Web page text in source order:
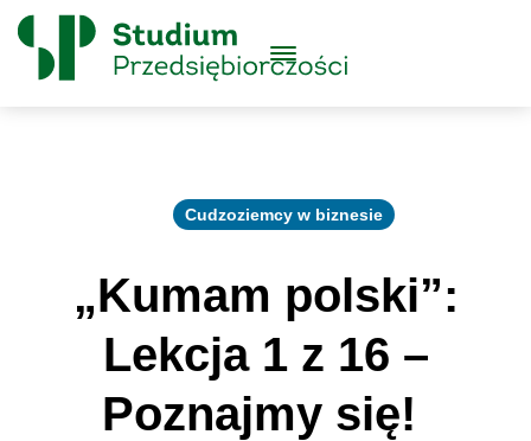
Skip to content
Główne
Logo
Menu
Cudzoziemcy w biznesie
„Kumam polski”:
Lekcja 1 z 16 –
Poznajmy się!